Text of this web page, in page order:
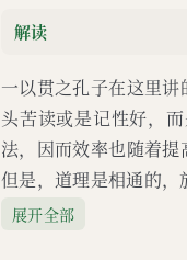
解读
一以贯之孔子在这里
头苦读或是记性好，
法，因而效率也随着提
但是，道理是相通的
展开全部